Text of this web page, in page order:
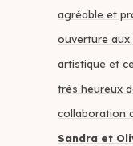
agréable et
ouverture aux
artistique et
très heureux
collaboration
Sandra et